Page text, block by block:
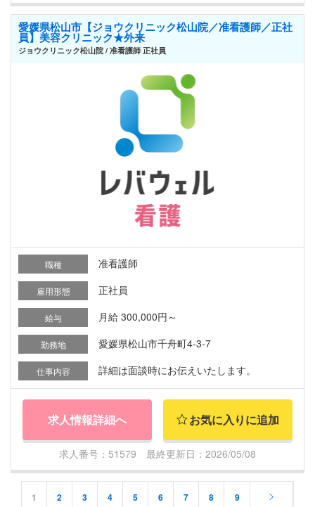
愛媛県松山市【ジョウクリニック松山院／准看護師／正社
員】美容クリニック★外来
ジョウクリニック松山院 / 准看護師 正社員
職種 准看護師
雇用形態 正社員
給与 月給 300,000円～
勤務地 愛媛県松山市千舟町4-3-7
仕事内容 詳細は面談時にお伝えいたします。
求人情報詳細へ お気に入りに追加
求人番号：51579 最終更新日：2026/05/08
1 2 3 4 5 6 7 8 9